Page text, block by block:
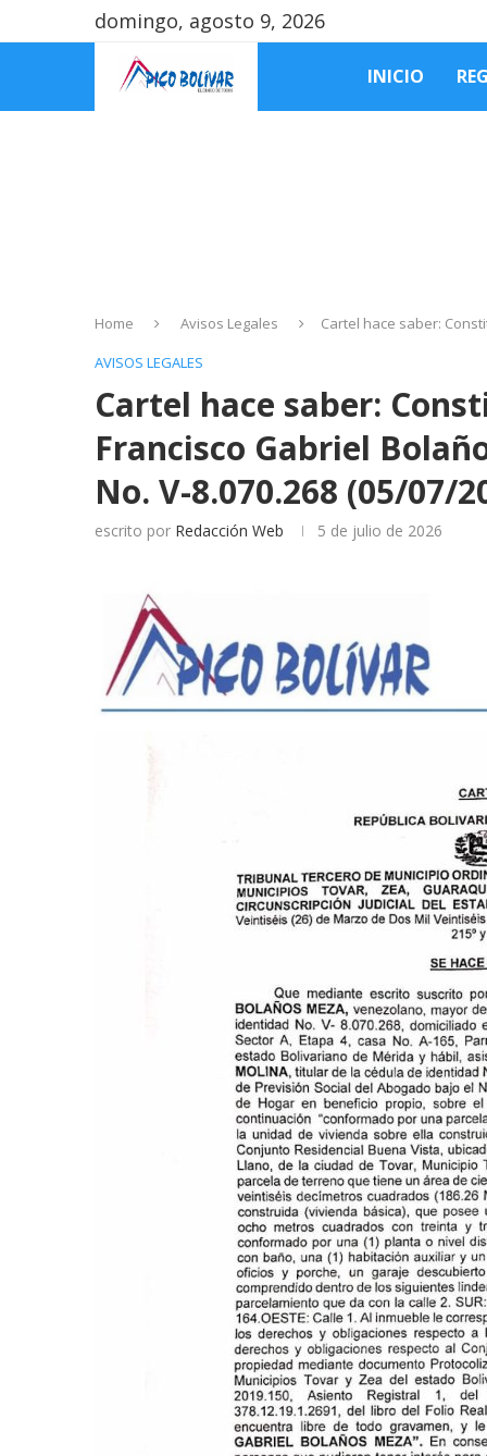
domingo, agosto 9, 2026
INICIO
Home Avisos Legales
Cartel hace saber:
AVISOS LEGALES
Cartel hace saber:
Francisco Gabriel
No. V-8.070.268 (05/07/
escrito por Redacción Web 5 de julio de 2026